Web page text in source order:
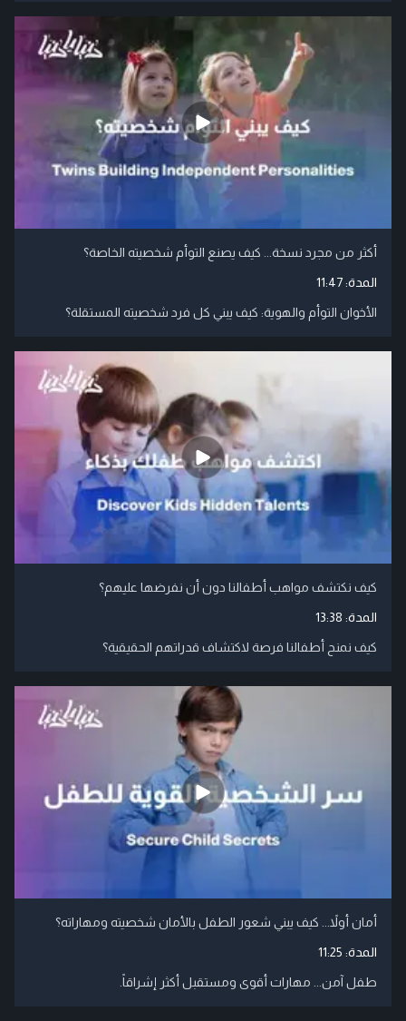
أكثر من مجرد نسخة... كيف يصنع التوأم شخصيته الخاصة؟
المدة:11:47
الأخوان التوأم والهوية: كيف يبني كل فرد شخصيته المستقلة؟
كيف نكتشف مواهب أطفالنا دون أن نفرضها عليهم؟
المدة: 13:38
كيف نمنح أطفالنا فرصة لاكتشاف قدراتهم الحقيقية؟
أمان أولاً... كيف يبني شعور الطفل بالأمان شخصيته ومهاراته؟
المدة: 11:25
طفل آمن... مهارات أقوى ومستقبل أكثر إشراقاً.